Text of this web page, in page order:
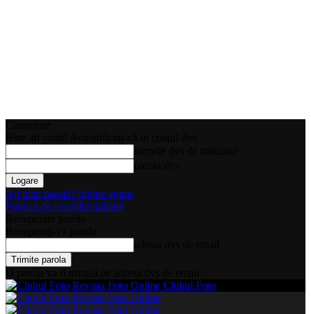
Ați uitat parola? obține ajutor
Politica de confidentialitate
Clubul Foto